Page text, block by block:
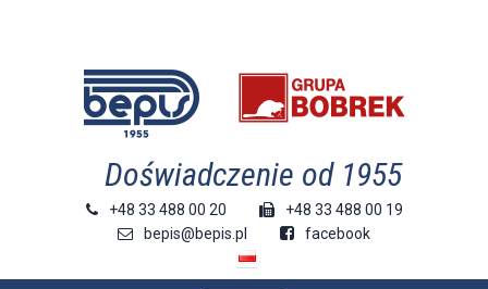
doświadczenie od 1955
+48 33 488 00 20
+48 33 488 00 19
bepis@bepis.pl
facebook